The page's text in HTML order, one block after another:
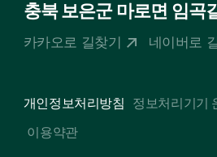
충북 보은군 마로면 임곡
카카오로 길찾기 네이버로
개인정보처리방침 정보처리기기
이용약관